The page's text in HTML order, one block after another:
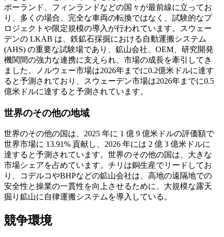
ポーランド、フィンランドなどの国々が最前線に立ってお
り、多くの場合、完全な車両の転換ではなく、試験的なプ
ロジェクトや限定規模の導入が行われています。スウェー
デンの LKAB は、鉄鉱石採掘における自動運搬システム
(AHS) の重要な試験場であり、鉱山会社、OEM、研究開発
機関間の強力な連携に支えられ、市場の成長を牽引してき
ました。ノルウェー市場は2026年までに0.2億米ドルに達す
ると予測されており、スウェーデン市場は2026年までに0.5
億米ドルに達すると予測されています。
世界のその他の地域
世界のその他の国は、2025 年に 1 億 9 億米ドルの評価額で
世界市場に 13.91% 貢献し、2026 年には 2 億 3 億米ドルに
達すると予測されています。世界のその他の国は、大きな
市場シェアを占めています。チリは銅生産でリードしてお
り、コデルコやBHPなどの鉱山会社は、高地の遠隔地での
安全性と操業の一貫性を向上させるために、大規模な露天
掘り鉱山に自律運搬システムを導入している。
競争環境